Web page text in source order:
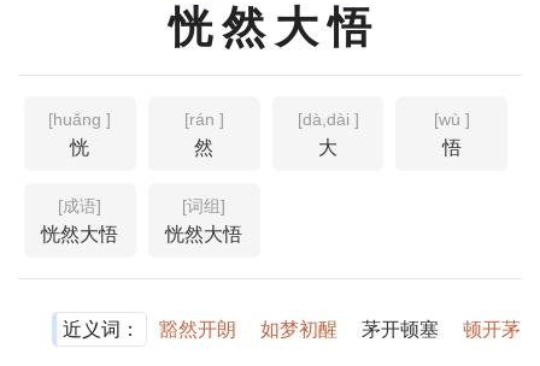
恍然大悟
[huǎng ]
恍
[rán ]
然
[dà,dài ]
大
[wù ]
悟
[成语]
恍然大悟
[词组]
恍然大悟
近义词： 豁然开朗 如梦初醒 茅开顿塞 顿开茅